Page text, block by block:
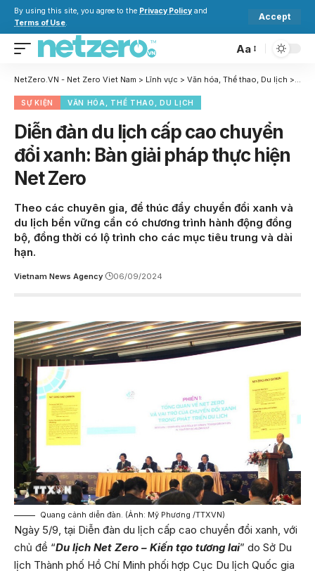
By using this site, you agree to the Privacy Policy and
Terms of Use.
Accept
Aa
NetZero.VN - Net Zero Viet Nam > Lĩnh vực > Văn hóa, Thể thao, Du lịch >
SỰ KIỆN VĂN HÓA, THỂ THAO, DU LỊCH
Diễn đàn du lịch cấp cao chuyển
đổi xanh: Bàn giải pháp thực hiện
Net Zero
Theo các chuyên gia, để thúc đẩy chuyển đổi xanh và
du lịch bền vững cần có chương trình hành động đồng
bộ, đồng thời có lộ trình cho các mục tiêu trung và dài
hạn.
Vietnam News Agency 06/09/2024
Quang cảnh diễn đàn. (Ảnh: Mỹ Phương /TTXVN)
Ngày 5/9, tại Diễn đàn du lịch cấp cao chuyển đổi xanh, với
chủ đề “Du lịch Net Zero – Kiến tạo tương lai” do Sở Du
lịch Thành phố Hồ Chí Minh phối hợp Cục Du lịch Quốc gia